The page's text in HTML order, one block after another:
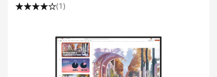
(1)